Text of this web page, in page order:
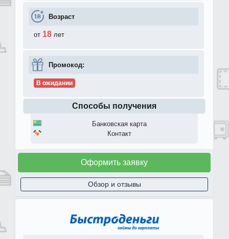
Возраст
от 18 лет
Промокод:
В ожидании
Способы получения
Банковская карта
Контакт
Оформить заявку
Обзор и отзывы